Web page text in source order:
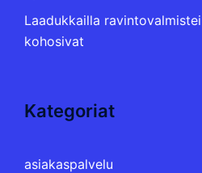
Laadukkailla
kohosivat
Kategoriat
asiakaspalvelu